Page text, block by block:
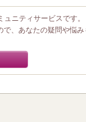
ニティサービスです。
、あなたの疑問や悩み